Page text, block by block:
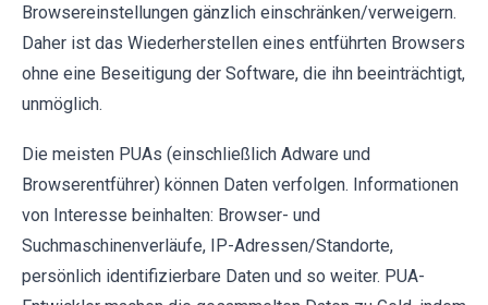
Browsereinstellungen gänzlich einschränken/verweigern.
Daher ist das Wiederherstellen eines entführten Browsers
ohne eine Beseitigung der Software, die ihn beeinträchtigt,
unmöglich.
Die meisten PUAs (einschließlich Adware und
Browserentführer) können Daten verfolgen. Informationen
von Interesse beinhalten: Browser- und
Suchmaschinenverläufe, IP-Adressen/Standorte,
persönlich identifizierbare Daten und so weiter. PUA-